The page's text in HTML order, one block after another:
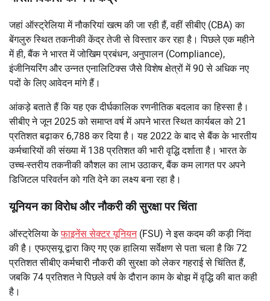
जहां ऑस्ट्रेलिया में नौकरियां खत्म की जा रही हैं, वहीं सीबीए (CBA) का
बेंगलुरु स्थित तकनीकी केंद्र तेजी से विस्तार कर रहा है। पिछले एक महीने
में ही, बैंक ने भारत में जोखिम प्रबंधन, अनुपालन (Compliance),
इंजीनियरिंग और उन्नत एनालिटिक्स जैसे विशेष क्षेत्रों में 90 से अधिक नए
पदों के लिए आवेदन मांगे हैं।
आंकड़े बताते हैं कि यह एक दीर्घकालिक रणनीतिक बदलाव का हिस्सा है।
सीबीए ने जून 2025 को समाप्त वर्ष में अपने भारत स्थित कार्यबल को 21
प्रतिशत बढ़ाकर 6,788 कर दिया है। यह 2022 के बाद से बैंक के भारतीय
कर्मचारियों की संख्या में 138 प्रतिशत की भारी वृद्धि दर्शाता है। भारत के
उच्च-स्तरीय तकनीकी कौशल का लाभ उठाकर, बैंक कम लागत पर अपने
डिजिटल परिवर्तन को गति देने का लक्ष्य बना रहा है।
यूनियन का विरोध और नौकरी की सुरक्षा पर चिंता
ऑस्ट्रेलिया केफाइनेंस सेक्टर यूनियन(FSU) ने इस कदम की कड़ी निंदा
की है। एफएसयू द्वारा किए गए एक हालिया सर्वेक्षण से पता चला है कि 72
प्रतिशत सीबीए कर्मचारी नौकरी की सुरक्षा को लेकर गहराई से चिंतित हैं,
जबकि 74 प्रतिशत ने पिछले वर्ष के दौरान काम के बोझ में वृद्धि की बात कही
है।